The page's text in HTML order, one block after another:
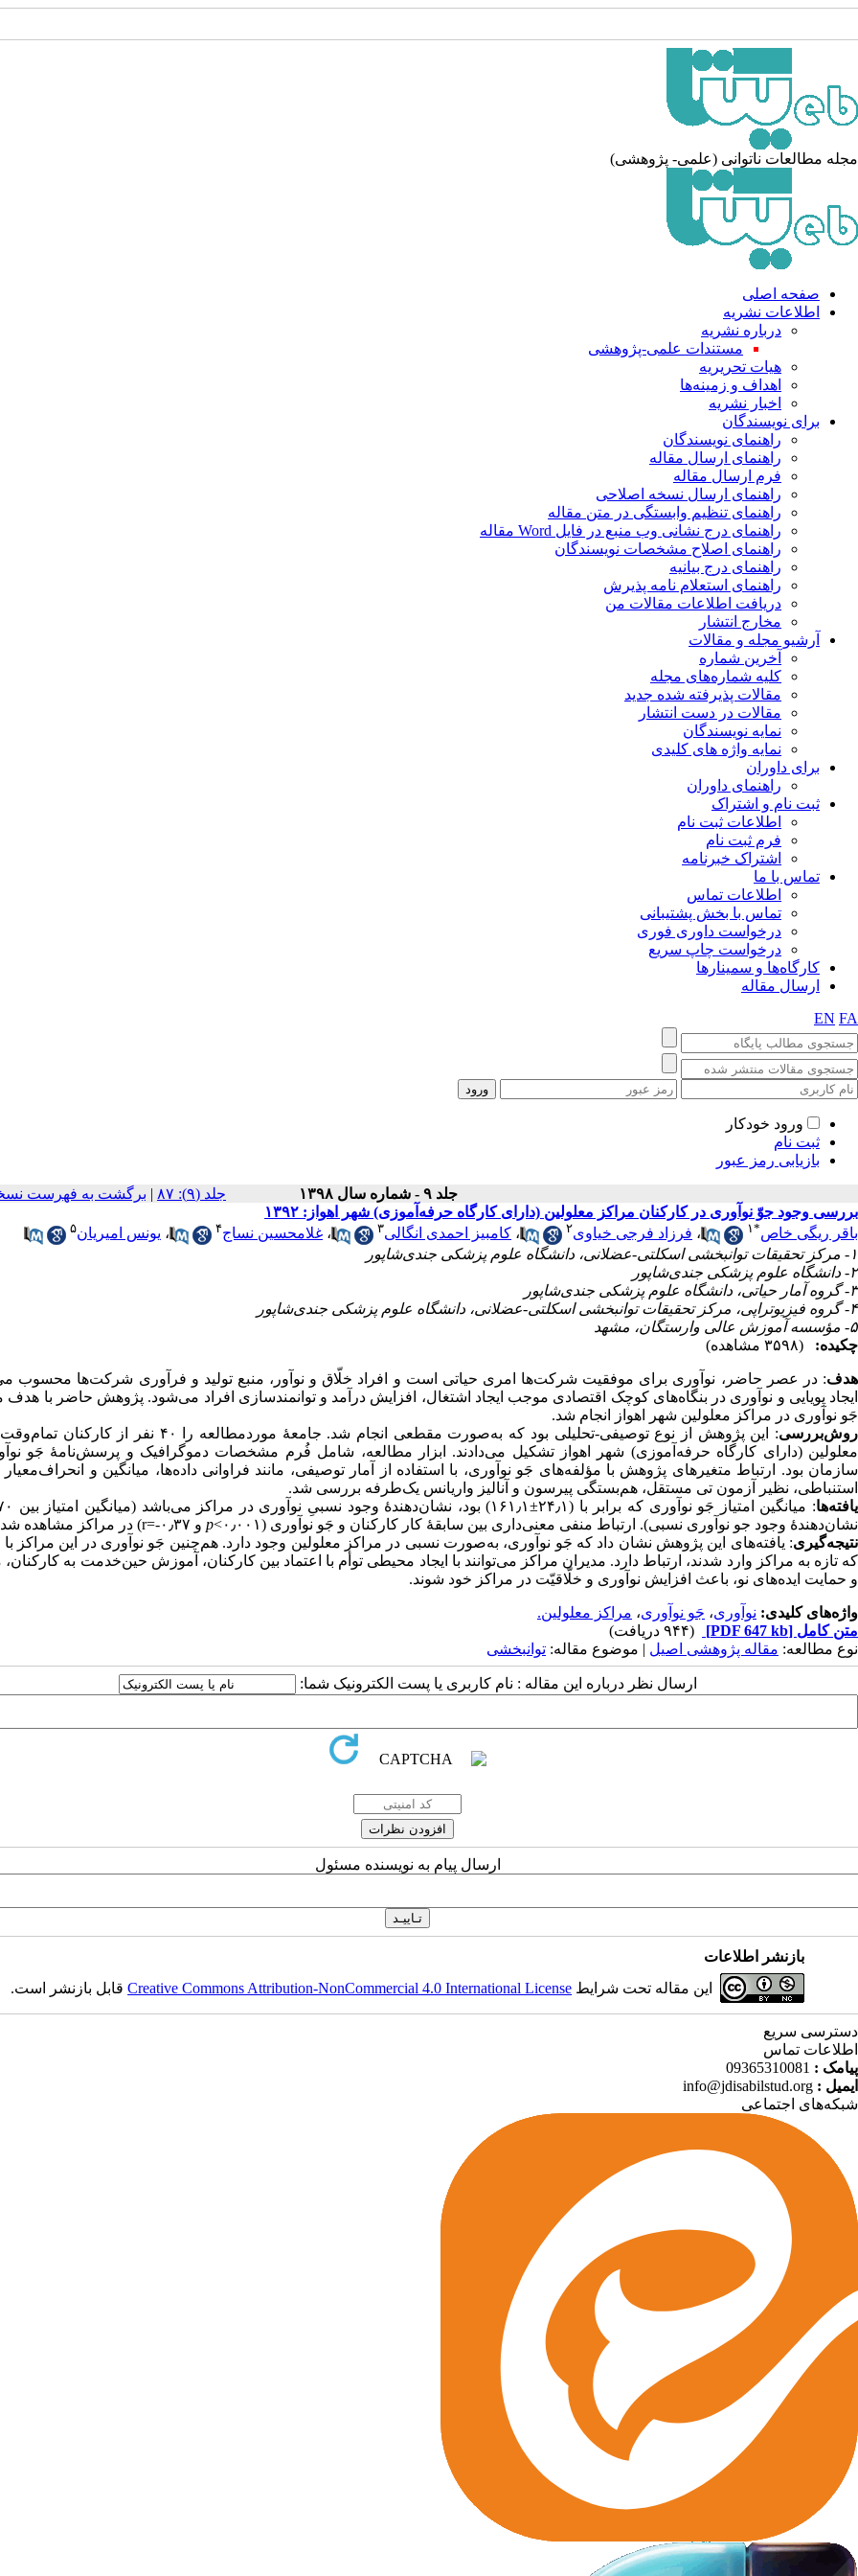
مجله مطالعات ناتوانی (علمی- پژوهشی)
صفحه اصلی
اطلاعات نشریه
درباره نشریه
مستندات علمی-پژوهشی
هیات تحریریه
اهداف و زمینه‌ها
اخبار نشریه
برای نویسندگان
راهنمای نویسندگان
راهنمای ارسال مقاله
فرم ارسال مقاله
راهنمای ارسال نسخه اصلاحی
راهنمای تنظیم وابستگی در متن مقاله
راهنمای درج نشانی وب منبع در فایل Word مقاله
راهنمای اصلاح مشخصات نویسندگان
راهنمای درج بیانیه
راهنمای استعلام نامه پذیرش
دریافت اطلاعات مقالات من
مخارج انتشار
آرشیو مجله و مقالات
آخرین شماره
کلیه شماره‌های مجله
مقالات پذیرفته شده جدید
مقالات در دست انتشار
نمایه نویسندگان
نمایه واژه های کلیدی
برای داوران
راهنمای داوران
ثبت نام و اشتراک
اطلاعات ثبت نام
فرم ثبت نام
اشتراک خبرنامه
تماس با ما
اطلاعات تماس
تماس با بخش پشتیبانی
درخواست داوری فوری
درخواست چاپ سریع
کارگاه‌ها و سمینارها
ارسال مقاله
EN FA
ورود خودکار
ثبت نام
بازیابی رمز عبور
جلد ۹ - شماره سال ۱۳۹۸ ‫جلد (۹): ۸۷ | برگشت به فهرست
بررسی وجود جوّ نوآوری در کارکنان مراکز معلولین (دارای کارگاه حرفه‌آموزی) شهر اهواز: ۱۳۹۲
باقر ریگی خاص*۱ ، فرزاد فرجی خیاوی۲ ، کامبیز احمدی انگالی۳ ، غلامحسین نساج۴ ، یونس امیریان۵
۱- مرکز تحقیقات توانبخشی اسکلتی-عضلانی، دانشگاه علوم پزشکی جندی‌شاپور
۲- دانشگاه علوم پزشکی جندی‌شاپور
۳- گروه آمار حیاتی، دانشگاه علوم پزشکی جندی‌شاپور
۴- گروه فیزیوتراپی، مرکز تحقیقات توانبخشی اسکلتی-عضلانی، دانشگاه علوم پزشکی جندی‌شاپور
۵- مؤسسه آموزش عالی وارستگان، مشهد
چکیده:
(۳۵۹۸ مشاهده)
هدف: در عصر حاضر، نوآوری برای موفقیت شرکت‌ها امری حیاتی است و افراد خلّاق و نوآور، منبع تولید و فرآوری شرکت‌ها محسوب
ایجاد پویایی و نوآوری در بنگاه‌های کوچک اقتصادی موجب ایجاد اشتغال، افزایش درآمد و توانمندسازی افراد می‌شود. پژوهش حاضر با هدف
جَو نوآوری در مراکز معلولین شهر اهواز انجام شد.
روش‌بررسی
: این پژوهش از نوع توصیفی-تحلیلی بود که به‌صورت مقطعی انجام شد. جامعهٔ موردمطالعه را ۴۰
معلولین (دارای کارگاه حرفه‌آموزی) شهر اهواز تشکیل می‌دادند. ابزار مطالعه، شامل فُرم مشخصات دموگرافیک و پرسش‌نامهٔ جَو
سازمان بود. ارتباط متغیرهای پژوهش با مؤلفه‌های جَو نوآوری، با استفاده از آمار توصیفی، مانند فراوانی داده‌ها، میانگین و
استنباطی، نظیر آزمون تی مستقل، هم‌بستگی پیرسون و آنالیز واریانس یک‌طرفه بررسی شد.
یافته‌ها
نشان‌دهندهٔ وجود جو نوآوری نسبی). ارتباط منفی معنی‌داری بین سابقهٔ کار کارکنان و جَو نوآوری (۰٫۰۰۱>
p و ۰٫۳۷-=r) در مراکز مشاهده شد.
نتیجه‌گیری: یافته‌های این پژوهش نشان داد که جَو نوآوری، به‌صورت نسبی در مراکز معلولین وجود دارد. هم‌چنین جَو نوآوری در این مراکز با
که تازه به مراکز وارد شدند، ارتباط دارد. مدیران مراکز می‌توانند با ایجاد محیطی توأم با اعتماد بین کارکنان، آموزش حین‌خدمت به
و حمایت ایده‌های نو، باعث افزایش نوآوری و خلّاقیّت در مراکز خود شوند.
واژه‌های کلیدی: نوآوری، جَو نوآوری، مراکز معلولین.
متن کامل [PDF 647 kb]
(۹۴۴ دریافت)
نوع مطالعه: مقاله پژوهشی اصیل | موضوع مقاله: توانبخشی
ارسال نظر درباره این مقاله : نام کاربری یا پست الکترونیک شما:
ارسال پیام به نویسنده مسئول
بازنشر اطلاعات
این مقاله تحت شرایط Creative Commons Attribution-NonCommercial 4.0 International Licenseقابل بازنشر است.
دسترسی سریع
اطلاعات تماس
پیامک : 09365310081
ایمیل : info@jdisabilstud.org
شبکه‌های اجتماعی